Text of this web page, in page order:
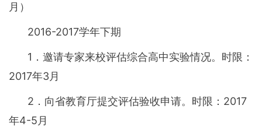
月）
2016-2017学年下期
1．邀请专家来校评估综合高中实验情况。时限：
2017年3月
2．向省教育厅提交评估验收申请。时限：2017
年4-5月